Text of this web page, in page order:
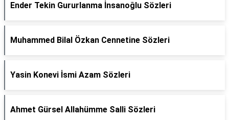
Ender Tekin Gururlanma İnsanoğlu Sözleri
Muhammed Bilal Özkan Cennetine Sözleri
Yasin Konevi İsmi Azam Sözleri
Ahmet Gürsel Allahümme Salli Sözleri